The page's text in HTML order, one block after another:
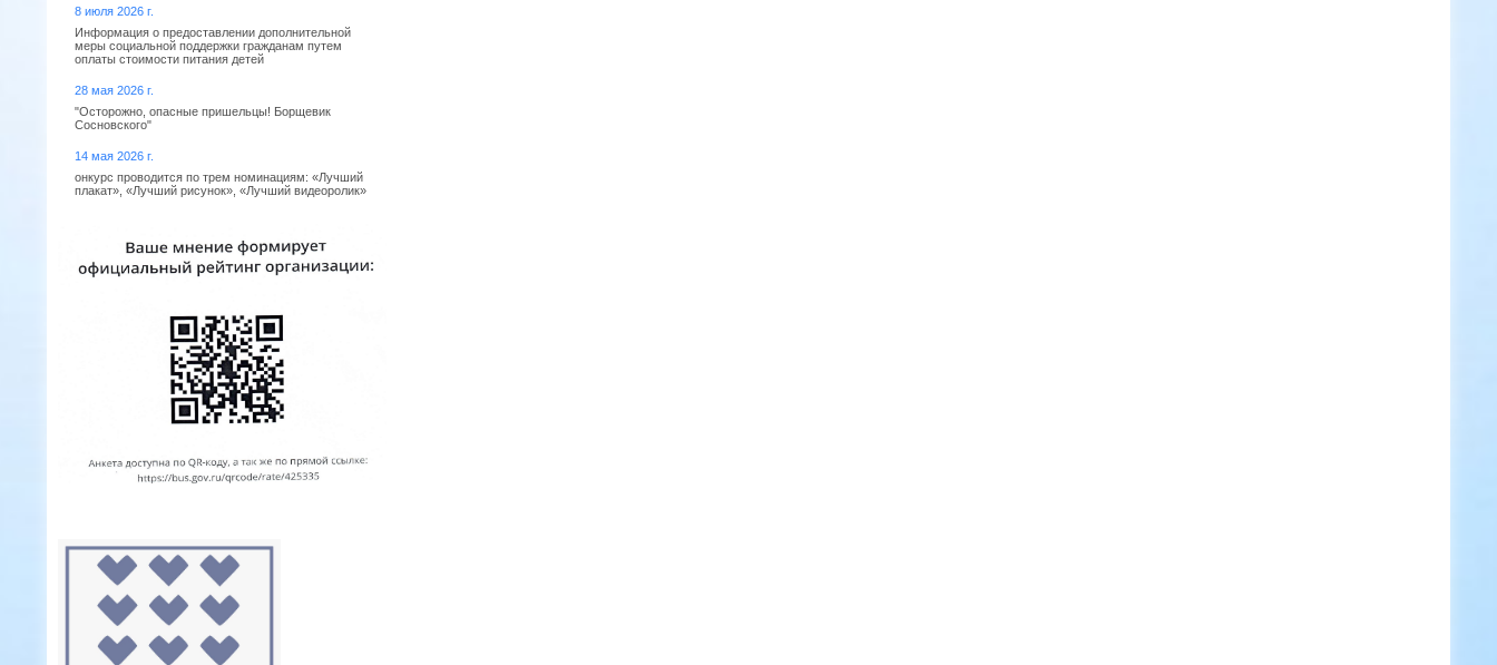
8 июля 2026 г.
Информация о предоставлении дополнительной
меры социальной поддержки гражданам путем
оплаты стоимости питания детей
28 мая 2026 г.
"Осторожно, опасные пришельцы! Борщевик
Сосновского"
14 мая 2026 г.
онкурс проводится по трем номинациям: «Лучший
плакат», «Лучший рисунок», «Лучший видеоролик»